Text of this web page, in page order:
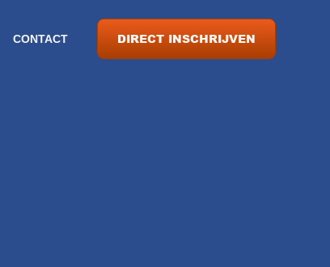
CONTACT DIRECT INSCHRIJVEN